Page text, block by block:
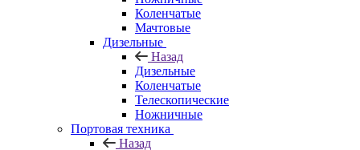
Коленчатые
Мачтовые
Дизельные
Назад
Дизельные
Коленчатые
Телескопические
Ножничные
Портовая техника
Назад